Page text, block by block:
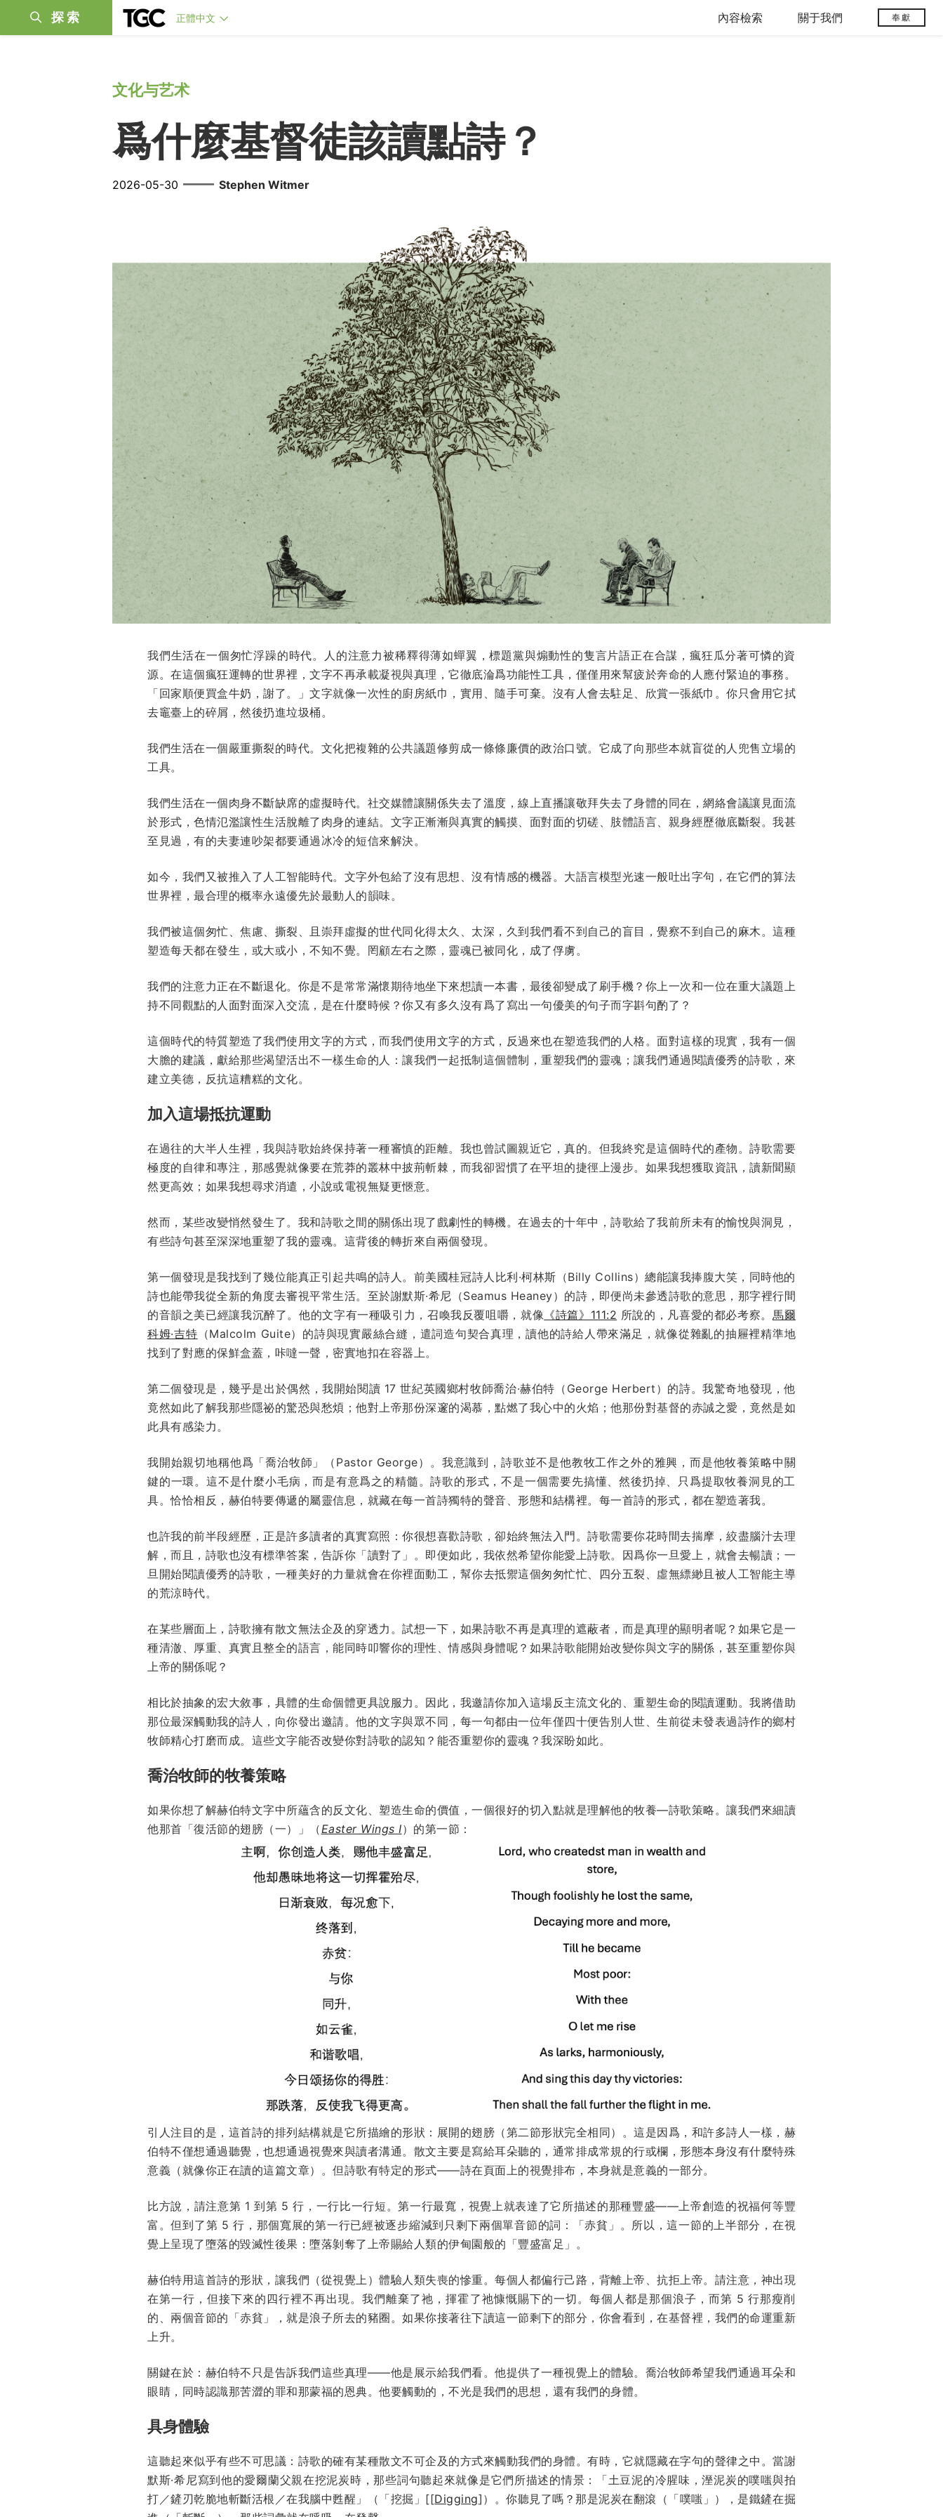
探索 正體中文 內容檢索 關于我們 奉獻
文化与艺术
爲什麼基督徒該讀點詩？
2026-05-30 —— Stephen Witmer
我們生活在一個匆忙浮躁的時代。人的注意力被稀釋得薄如蟬翼，標題黨與煽動性的隻言片語正在合謀，瘋狂瓜分著可憐的資
源。在這個瘋狂運轉的世界裡，文字不再承載凝視與真理，它徹底淪爲功能性工具，僅僅用來幫疲於奔命的人應付緊迫的事務。
「回家順便買盒牛奶，謝了。」文字就像一次性的廚房紙巾，實用、隨手可棄。沒有人會去駐足、欣賞一張紙巾。你只會用它拭
去竈臺上的碎屑，然後扔進垃圾桶。
我們生活在一個嚴重撕裂的時代。文化把複雜的公共議題修剪成一條條廉價的政治口號。它成了向那些本就盲從的人兜售立場的
工具。
我們生活在一個肉身不斷缺席的虛擬時代。社交媒體讓關係失去了溫度，線上直播讓敬拜失去了身體的同在，網絡會議讓見面流
於形式，色情氾濫讓性生活脫離了肉身的連結。文字正漸漸與真實的觸摸、面對面的切磋、肢體語言、親身經歷徹底斷裂。我甚
至見過，有的夫妻連吵架都要通過冰冷的短信來解決。
如今，我們又被推入了人工智能時代。文字外包給了沒有思想、沒有情感的機器。大語言模型光速一般吐出字句，在它們的算法
世界裡，最合理的概率永遠優先於最動人的韻味。
我們被這個匆忙、焦慮、撕裂、且崇拜虛擬的世代同化得太久、太深，久到我們看不到自己的盲目，覺察不到自己的麻木。這種
塑造每天都在發生，或大或小，不知不覺。罔顧左右之際，靈魂已被同化，成了俘虜。
我們的注意力正在不斷退化。你是不是常常滿懷期待地坐下來想讀一本書，最後卻變成了刷手機？你上一次和一位在重大議題上
持不同觀點的人面對面深入交流，是在什麼時候？你又有多久沒有爲了寫出一句優美的句子而字斟句酌了？
這個時代的特質塑造了我們使用文字的方式，而我們使用文字的方式，反過來也在塑造我們的人格。面對這樣的現實，我有一個
大膽的建議，獻給那些渴望活出不一樣生命的人：讓我們一起抵制這個體制，重塑我們的靈魂；讓我們通過閱讀優秀的詩歌，來
建立美德，反抗這糟糕的文化。
加入這場抵抗運動
在過往的大半人生裡，我與詩歌始終保持著一種審慎的距離。我也曾試圖親近它，真的。但我終究是這個時代的產物。詩歌需要
極度的自律和專注，那感覺就像要在荒莽的叢林中披荊斬棘，而我卻習慣了在平坦的捷徑上漫步。如果我想獲取資訊，讀新聞顯
然更高效；如果我想尋求消遣，小說或電視無疑更愜意。
然而，某些改變悄然發生了。我和詩歌之間的關係出現了戲劇性的轉機。在過去的十年中，詩歌給了我前所未有的愉悅與洞見，
有些詩句甚至深深地重塑了我的靈魂。這背後的轉折來自兩個發現。
第一個發現是我找到了幾位能真正引起共鳴的詩人。前美國桂冠詩人比利·柯林斯（Billy Collins）總能讓我捧腹大笑，同時他的
詩也能帶我從全新的角度去審視平常生活。至於謝默斯·希尼（Seamus Heaney）的詩，即便尚未參透詩歌的意思，那字裡行間
的音韻之美已經讓我沉醉了。他的文字有一種吸引力，召喚我反覆咀嚼，就像 《詩篇》111:2 所說的，凡喜愛的都必考察。 馬爾
科姆·吉特 （Malcolm Guite）的詩與現實嚴絲合縫，遣詞造句契合真理，讀他的詩給人帶來滿足，就像從雜亂的抽屜裡精準地
找到了對應的保鮮盒蓋，咔噠一聲，密實地扣在容器上。
第二個發現是，幾乎是出於偶然，我開始閱讀 17 世紀英國鄉村牧師喬治·赫伯特（George Herbert）的詩。我驚奇地發現，他
竟然如此了解我那些隱祕的驚恐與愁煩；他對上帝那份深邃的渴慕，點燃了我心中的火焰；他那份對基督的赤誠之愛，竟然是如
此具有感染力。
我開始親切地稱他爲「喬治牧師」（Pastor George）。我意識到，詩歌並不是他教牧工作之外的雅興，而是他牧養策略中關
鍵的一環。這不是什麼小毛病，而是有意爲之的精髓。詩歌的形式，不是一個需要先搞懂、然後扔掉、只爲提取牧養洞見的工
具。恰恰相反，赫伯特要傳遞的屬靈信息，就藏在每一首詩獨特的聲音、形態和結構裡。每一首詩的形式，都在塑造著我。
也許我的前半段經歷，正是許多讀者的真實寫照：你很想喜歡詩歌，卻始終無法入門。詩歌需要你花時間去揣摩，絞盡腦汁去理
解，而且，詩歌也沒有標準答案，告訴你「讀對了」。即便如此，我依然希望你能愛上詩歌。因爲你一旦愛上，就會去暢讀；一
旦開始閱讀優秀的詩歌，一種美好的力量就會在你裡面動工，幫你去抵禦這個匆匆忙忙、四分五裂、虛無縹緲且被人工智能主導
的荒涼時代。
在某些層面上，詩歌擁有散文無法企及的穿透力。試想一下，如果詩歌不再是真理的遮蔽者，而是真理的顯明者呢？如果它是一
種清澈、厚重、真實且整全的語言，能同時叩響你的理性、情感與身體呢？如果詩歌能開始改變你與文字的關係，甚至重塑你與
上帝的關係呢？
相比於抽象的宏大敘事，具體的生命個體更具說服力。因此，我邀請你加入這場反主流文化的、重塑生命的閱讀運動。我將借助
那位最深觸動我的詩人，向你發出邀請。他的文字與眾不同，每一句都由一位年僅四十便告別人世、生前從未發表過詩作的鄉村
牧師精心打磨而成。這些文字能否改變你對詩歌的認知？能否重塑你的靈魂？我深盼如此。
喬治牧師的牧養策略
如果你想了解赫伯特文字中所蘊含的反文化、塑造生命的價值，一個很好的切入點就是理解他的牧養—詩歌策略。讓我們來細讀
他那首「復活節的翅膀（一）」（ Easter Wings I）的第一節：
引人注目的是，這首詩的排列結構就是它所描繪的形狀：展開的翅膀（第二節形狀完全相同）。這是因爲，和許多詩人一樣，赫
伯特不僅想通過聽覺，也想通過視覺來與讀者溝通。散文主要是寫給耳朵聽的，通常排成常規的行或欄，形態本身沒有什麼特殊
意義（就像你正在讀的這篇文章）。但詩歌有特定的形式——詩在頁面上的視覺排布，本身就是意義的一部分。
比方說，請注意第 1 到第 5 行，一行比一行短。第一行最寬，視覺上就表達了它所描述的那種豐盛——上帝創造的祝福何等豐
富。但到了第 5 行，那個寬展的第一行已經被逐步縮減到只剩下兩個單音節的詞：「赤貧」。所以，這一節的上半部分，在視
覺上呈現了墮落的毀滅性後果：墮落剝奪了上帝賜給人類的伊甸園般的「豐盛富足」。
赫伯特用這首詩的形狀，讓我們（從視覺上）體驗人類失喪的慘重。每個人都偏行己路，背離上帝、抗拒上帝。請注意，神出現
在第一行，但接下來的四行裡不再出現。我們離棄了祂，揮霍了祂慷慨賜下的一切。每個人都是那個浪子，而第 5 行那瘦削
的、兩個音節的「赤貧」，就是浪子所去的豬圈。如果你接著往下讀這一節剩下的部分，你會看到，在基督裡，我們的命運重新
上升。
關鍵在於：赫伯特不只是告訴我們這些真理——他是展示給我們看。他提供了一種視覺上的體驗。喬治牧師希望我們通過耳朵和
眼睛，同時認識那苦澀的罪和那蒙福的恩典。他要觸動的，不光是我們的思想，還有我們的身體。
具身體驗
這聽起來似乎有些不可思議：詩歌的確有某種散文不可企及的方式來觸動我們的身體。有時，它就隱藏在字句的聲律之中。當謝
默斯·希尼寫到他的愛爾蘭父親在挖泥炭時，那些詞句聽起來就像是它們所描述的情景：「土豆泥的冷腥味，溼泥炭的噗嗤與拍
打／鏟刃乾脆地斬斷活根／在我腦中甦醒」（「挖掘」[[Digging]）。你聽見了嗎？那是泥炭在翻滾（「噗嗤」），是鐵鏟在掘